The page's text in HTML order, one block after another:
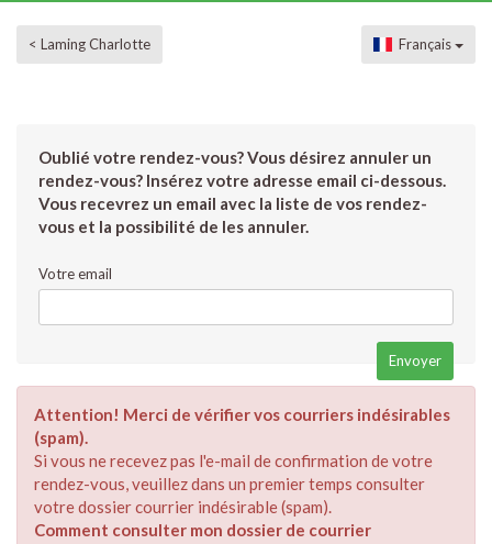
< Laming Charlotte Français
Oublié votre rendez-vous? Vous désirez annuler un
rendez-vous? Insérez votre adresse email ci-dessous.
Vous recevrez un email avec la liste de vos rendez-
vous et la possibilité de les annuler.
Votre email
Attention! Merci de vérifier vos courriers indésirables
(spam).
Si vous ne recevez pas l'e-mail de confirmation de votre
rendez-vous, veuillez dans un premier temps consulter
votre dossier courrier indésirable (spam).
Comment consulter mon dossier de courrier